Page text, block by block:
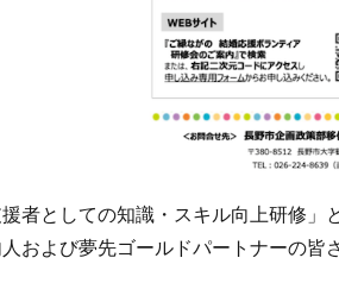
援者としての知識・スキル向上研修」
および夢先ゴールドパートナーの皆